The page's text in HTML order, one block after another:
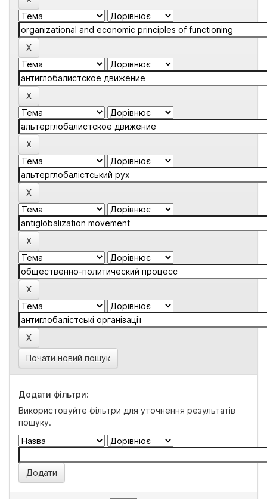
Почати новий пошук
Додати фільтри:
Використовуйте фільтри для уточнення результатів
пошуку.